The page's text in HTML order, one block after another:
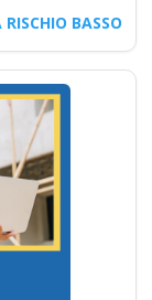
BASSO